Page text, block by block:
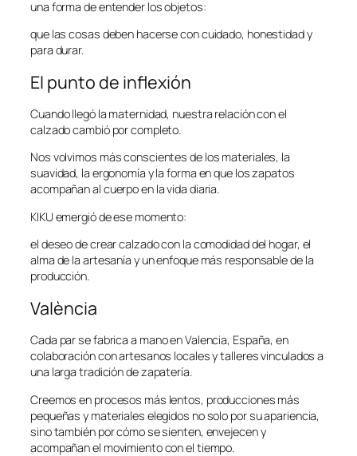
una forma de entender los objetos:
que las cosas deben hacerse con cuidado, honestidad y
para durar.
El punto de inflexión
Cuando llegó la maternidad, nuestra relación con el
calzado cambió por completo.
Nos volvimos más conscientes de los materiales, la
suavidad, la ergonomía y la forma en que los zapatos
acompañan al cuerpo en la vida diaria.
KIKU emergió de ese momento:
el deseo de crear calzado con la comodidad del hogar, el
alma de la artesanía y un enfoque más responsable de la
producción.
València
Cada par se fabrica a mano en Valencia, España, en
colaboración con artesanos locales y talleres vinculados a
una larga tradición de zapatería.
Creemos en procesos más lentos, producciones más
pequeñas y materiales elegidos no solo por su apariencia,
sino también por cómo se sienten, envejecen y
acompañan el movimiento con el tiempo.